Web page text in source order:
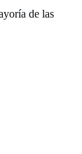
de las